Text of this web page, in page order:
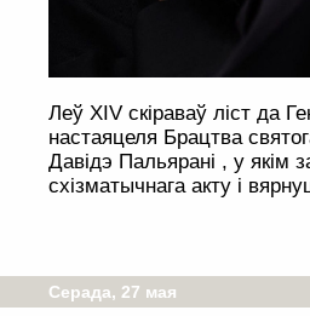
Леў XIV скіраваў ліст да
настаяцеля Брацтва
Давідэ Пальярані , у якім
схізматычнага акту і
Серада, 27 мая